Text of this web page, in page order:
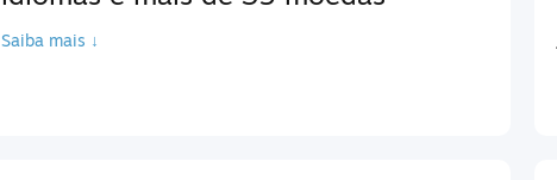
Saiba mais ↓